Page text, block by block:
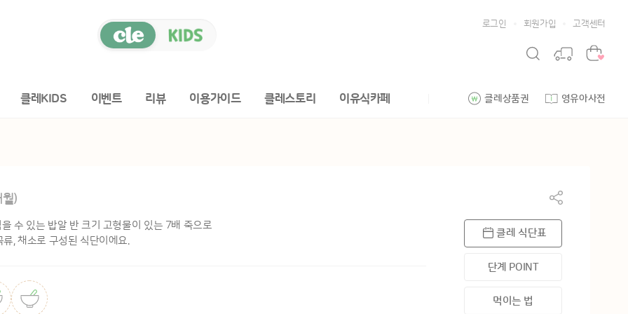
로그인 회원가입 고객센터
클레KIDS 이벤트 리뷰 이용가이드 클레스토리 이유식카페 클레상품권 영유아사전
)
수 있는 밥알 반 크기 고형물이 있는 7배 죽으로
류, 채소로 구성된 식단이에요.
클레 식단표
단계 POINT
먹이는 법